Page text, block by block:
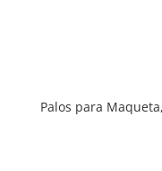
Palos para